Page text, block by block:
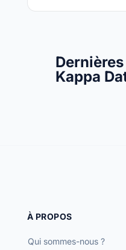
Kappa
À PROPOS
Qui sommes-nous ?